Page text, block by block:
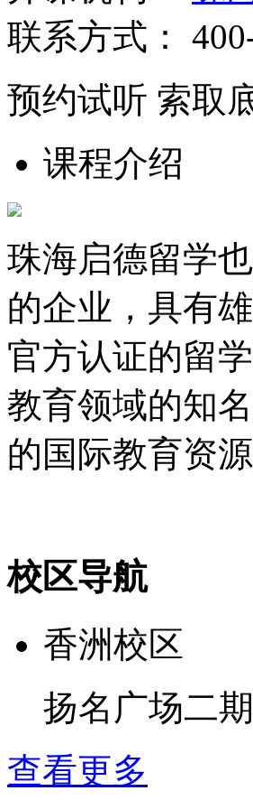
联系方式：
预约试听 索取
课程介绍
珠海启德留学
的企业，具有
官方认证的留
教育领域的知
的国际教育资源
校区导航
香洲校区
扬名广场二
查看更多